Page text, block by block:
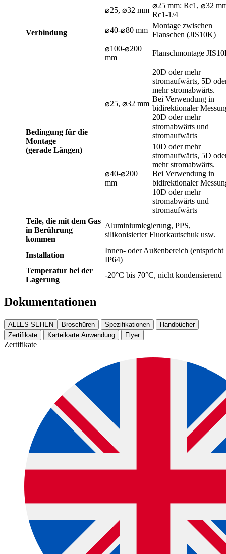
Verbindung
⌀25, ⌀32 mm
⌀25 mm: Rc1, ⌀32
Rc1-1/4
⌀40-⌀80 mm
Montage zwischen
Flanschen (JIS10K)
⌀100-⌀200
mm
Flanschmontage
Bedingung für die
Montage
(gerade Längen)
⌀25, ⌀32 mm
20D oder mehr
stromaufwärts, 5D
mehr stromabwärts.
Bei Verwendung in
bidirektionaler
20D oder mehr
stromabwärts und
stromaufwärts
⌀40-⌀200
mm
10D oder mehr
stromaufwärts, 5D
mehr stromabwärts.
Bei Verwendung in
bidirektionaler
10D oder mehr
stromabwärts und
stromaufwärts
Teile, die mit dem Gas
in Berührung
kommen
Aluminiumlegierung, PPS,
silikonisierter Fluorkautschuk usw.
Installation
Innen- oder Außenbereich (entspricht
IP64)
Temperatur bei der
Lagerung
-20°C bis 70°C, nicht kondensierend
Dokumentationen
ALLES SEHEN Broschüren Spezifikationen
Handbücher
Zertifikate
Karteikarte Anwendung Flyer
Zertifikate